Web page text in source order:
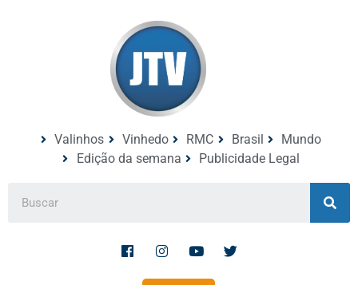
Valinhos Vinhedo RMC Brasil
Mundo
Edição da semana
Publicidade Legal